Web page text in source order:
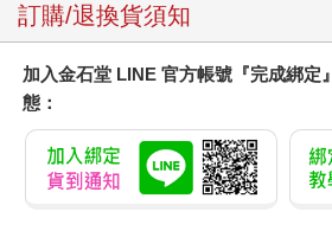
「得確實記錄下來才行。」
以前在炭坑工作的人，都會帶著金絲雀
了，表示坑道裡的有毒氣體過高。雖然
我如此為她命名：金絲雀小金。因為我
那就是，怪談真的能害死人嗎？
「好，上吧！」
我把代替拐杖的樹枝遞給小金。她雙手
訂購/退換貨須知
加入金石堂 LINE 官方帳號『完成綁定
態：